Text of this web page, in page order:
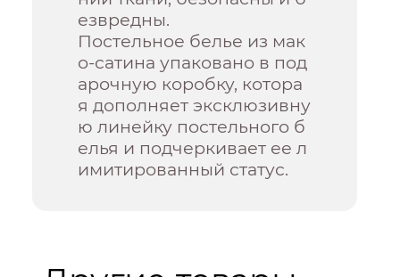
езвредны.
Постельное белье из мак
о-сатина упаковано в под
арочную коробку, котора
я дополняет эксклюзивну
ю линейку постельного б
елья и подчеркивает ее л
имитированный статус.